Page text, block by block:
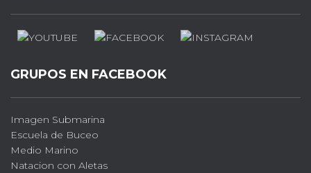
GRUPOS EN FACEBOOK
Imagen Submarina
Escuela de Buceo
Medio Marino
Natacion con Aletas